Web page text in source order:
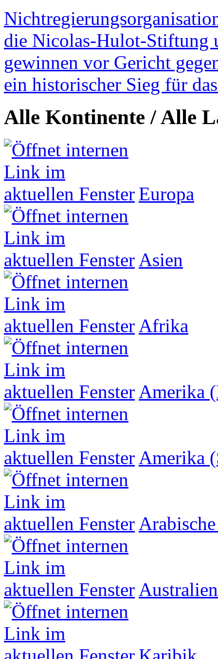
die Nicolas-Hulot-Stiftung
gewinnen vor Gericht
ein historischer Sieg für
Alle Kontinente / Alle
Europa
Asien
Afrika
Amerika
Amerika
Australien